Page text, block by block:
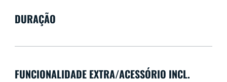
DURAÇÃO
FUNCIONALIDADE EXTRA/ACESSÓRIO INCL.